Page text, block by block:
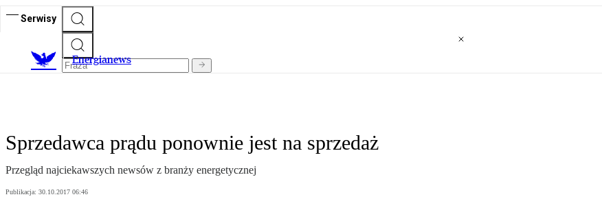
Serwisy
Energianews
Sprzedawca prądu ponownie jest na sprzedaż
Przegląd najciekawszych newsów z branży energetycznej
Publikacja: 30.10.2017 06:46